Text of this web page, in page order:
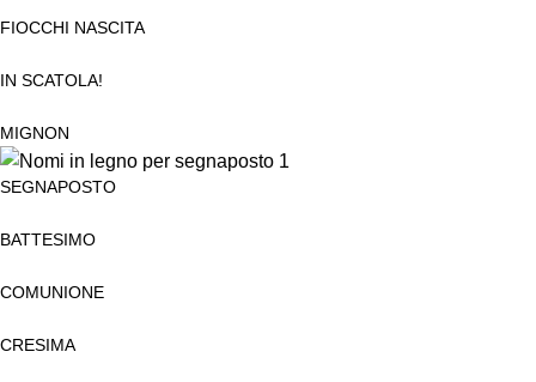
FIOCCHI NASCITA
IN SCATOLA!
MIGNON
SEGNAPOSTO
BATTESIMO
COMUNIONE
CRESIMA